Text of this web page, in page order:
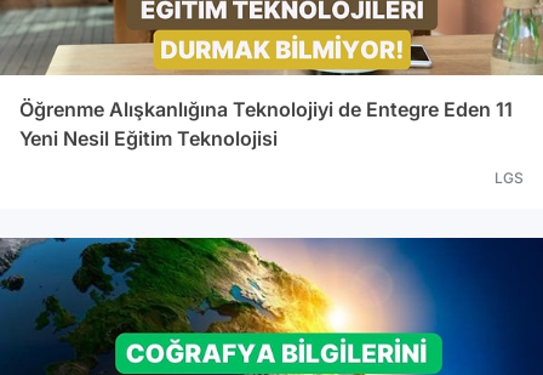
Öğrenme Alışkanlığına Teknolojiyi de Entegre Eden 11
Yeni Nesil Eğitim Teknolojisi
LGS